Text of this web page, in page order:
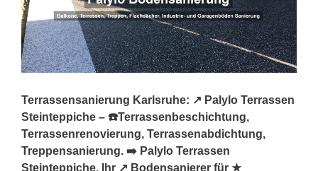
Terrassensanierung Karlsruhe: ↗️ Palylo Terrassen
Steinteppiche – ☎️Terrassenbeschichtung,
Terrassenrenovierung, Terrassenabdichtung,
Treppensanierung. ➡️ Palylo Terrassen
Steinteppiche, Ihr ↗️ Bodensanierer für ★